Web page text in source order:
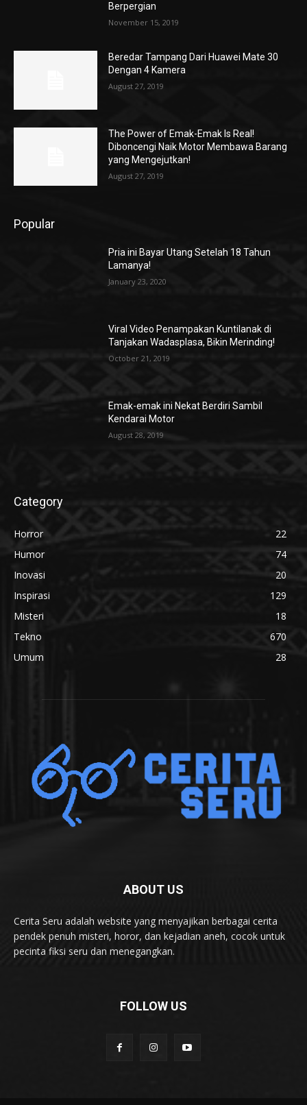
Berpergian
November 15, 2019
Beredar Tampang Dari Huawei Mate 30
Dengan 4 Kamera
August 27, 2019
The Power of Emak-Emak Is Real!
Diboncengi Naik Motor Membawa Barang
yang Mengejutkan!
August 27, 2019
Popular
Pria ini Bayar Utang Setelah 18 Tahun
Lamanya!
January 23, 2020
Viral Video Penampakan Kuntilanak di
Tanjakan Wadasplasa, Bikin Merinding!
October 21, 2019
Emak-emak ini Nekat Berdiri Sambil
Kendarai Motor
August 28, 2019
Category
Horror
22
Humor
74
Inovasi
20
Inspirasi
129
Misteri
18
Tekno
670
Umum
28
ABOUT US
Cerita Seru adalah website yang menyajikan berbagai cerita
pendek penuh misteri, horor, dan kejadian aneh, cocok untuk
pecinta fiksi seru dan menegangkan.
FOLLOW US